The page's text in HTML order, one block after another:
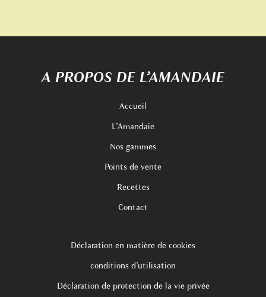
A PROPOS DE L’AMANDAIE
Accueil
L’Amandaie
Nos gammes
Points de vente
Recettes
Contact
Déclaration en matière de cookies
conditions d’utilisation
Déclaration de protection de la vie privée